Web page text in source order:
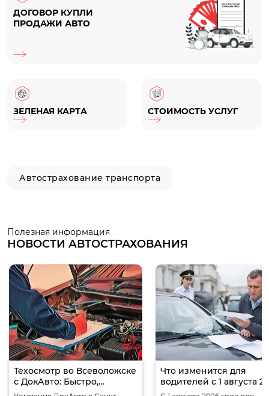
ДОГОВОР КУПЛИ
ПРОДАЖИ АВТО
ЗЕЛЕНАЯ КАРТА СТОИМОСТЬ УСЛУГ
Автострахование транспорта
Полезная информация
НОВОСТИ АВТОСТРАХОВАНИЯ
Техосмотр во Всеволожске
с ДокАвто: Быстро,
Надежно,
Что изменится для
водителей с 1 августа
года